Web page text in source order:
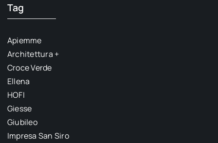
Tag
Apiemme
Architettura +
Croce Verde
Ellena
HOFI
Giesse
Giubileo
Impresa San Siro